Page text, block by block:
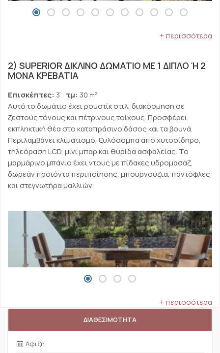
+ περισσότερα
2) SUPERIOR ΔΊΚΛΙΝΟ ΔΩΜΆΤΙΟ ΜΕ 1 ΔΙΠΛΌ Ή 2 Μ
ΟΝΆ ΚΡΕΒΆΤΙΑ
Επισκέπτες: 3 τμ: 30 m2
Αυτό το δωμάτιο έχει ρουστίκ στιλ, διακόσμηση σε
ζεστούς τόνους και πέτρινους τοίχους. Προσφέρει
εκπληκτική θέα στο καταπράσινο δάσος και τα βουνά.
Περιλαμβάνει κλιματισμό, ξυλόσομπα από χυτοσίδηρο,
τηλεόραση LCD, μίνι μπαρ και θυρίδα ασφαλείας. Το
μαρμάρινο μπάνιο έχει ντους με πίδακες υδρομασάζ,
δωρεάν προϊόντα περιποίησης, μπουρνούζια, παντόφλες
και στεγνωτήρα μαλλιών.
+ περισσότερα
ΔΙΑΘΕΣΙΜΟΤΗΤΑ
Άφιξη